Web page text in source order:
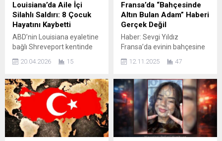
Louisiana’da Aile İçi
Silahlı Saldırı: 8 Çocuk
Hayatını Kaybetti
ABD’nin Louisiana eyaletine
bağlı Shreveport kentinde
gelen silahlı saldırı büyük bir
yetkililerinin açıklamasına
göre, aile içi anlaşmazlık
ihbarı üzerine olay yerine
giden ekipler, 10 kişinin
vurulduğunu tespit etti.
Yaralılardan 8’inin hayatını
20.04.2026 15
Fransa’da “Bahçesinde
Altın Bulan Adam” Haberi
Gerçek Değil
Haber: Sevgi Yıldız
Fransa’da evinin bahçesine
adamın kazı sırasında 34
avro) değerinde altın
bulduğu iddiası, sosyal
medyada geniş yankı
uyandırdı. Ancak yapılan
incelemelere göre, söz
konusu haber doğrulanmış
12.11.2025 47